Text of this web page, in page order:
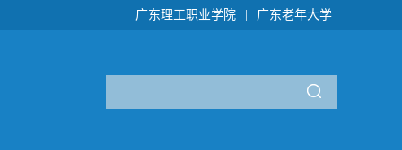
广东理工职业学院 广东老年大学